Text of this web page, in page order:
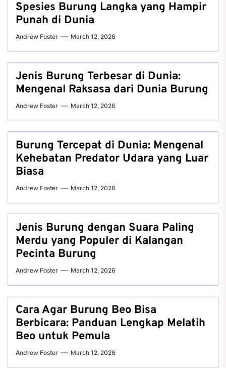
Spesies Burung Langka yang Hampir
Punah di Dunia
Andrew Foster March 12, 2026
Jenis Burung Terbesar di Dunia:
Mengenal Raksasa dari Dunia Burung
Andrew Foster March 12, 2026
Burung Tercepat di Dunia: Mengenal
Kehebatan Predator Udara yang Luar
Biasa
Andrew Foster March 12, 2026
Jenis Burung dengan Suara Paling
Merdu yang Populer di Kalangan
Pecinta Burung
Andrew Foster March 12, 2026
Cara Agar Burung Beo Bisa
Berbicara: Panduan Lengkap Melatih
Beo untuk Pemula
Andrew Foster March 12, 2026